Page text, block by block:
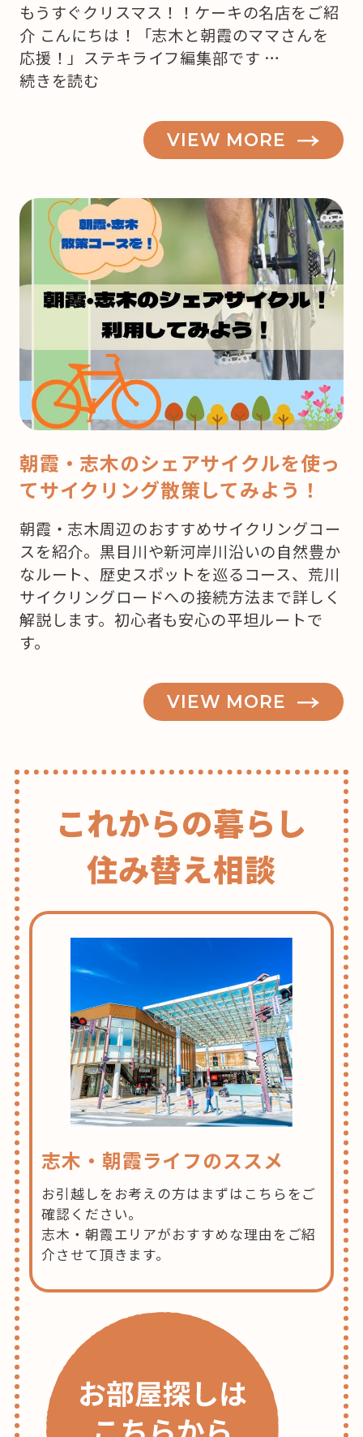
もうすぐクリスマス！！ケーキの名店をご紹
介 こんにちは！「志木と朝霞のママさんを
応援！」ステキライフ編集部です …
“【志
う
来
月
ク
マ
ス！
ど
こ
ケ
ー
を
買
お
う
か
な？”
続きを読む
VIEW MORE
朝霞・志木のシェアサイクルを使っ
てサイクリング散策してみよう！
朝霞・志木周辺のおすすめサイクリングコー
スを紹介。黒目川や新河岸川沿いの自然豊か
なルート、歴史スポットを巡るコース、荒川
サイクリングロードへの接続方法まで詳しく
解説します。初心者も安心の平坦ルートで
す。
VIEW MORE
これからの暮らし
住み替え相談
志木・朝霞ライフのススメ
お引越しをお考えの方はまずはこちらをご
確認ください。
志木・朝霞エリアがおすすめな理由をご紹
介させて頂きます。